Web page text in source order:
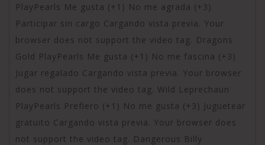
PlayPearls Me gusta (+1) No me agrada (+3)
Participar sin cargo Cargando vista previa. Your
browser does not support the video tag. Dragons
Gold PlayPearls Me gusta (+1) No me fascina (+3)
Jugar regalado Cargando vista previa. Your browser
does not support the video tag. Wild Leprechaun
PlayPearls Prefiero (+1) No me gusta (+3) Juguetear
gratuito Cargando vista previa. Your browser does
not support the video tag. Dangerous Billy